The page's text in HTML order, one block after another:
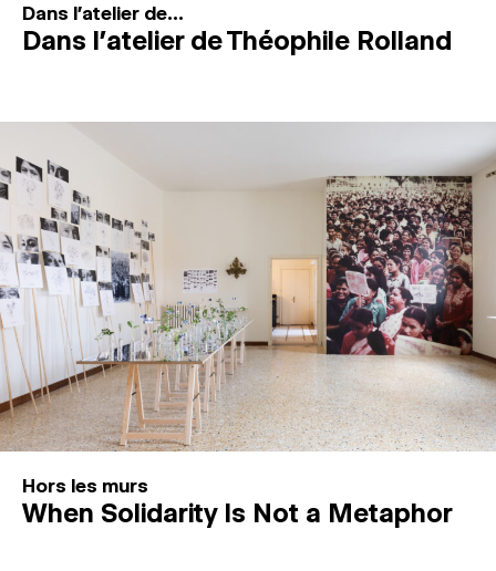
Dans l'atelier de...
Dans l’atelier de Théophile Rolland
Hors les murs
When Solidarity Is Not a Metaphor